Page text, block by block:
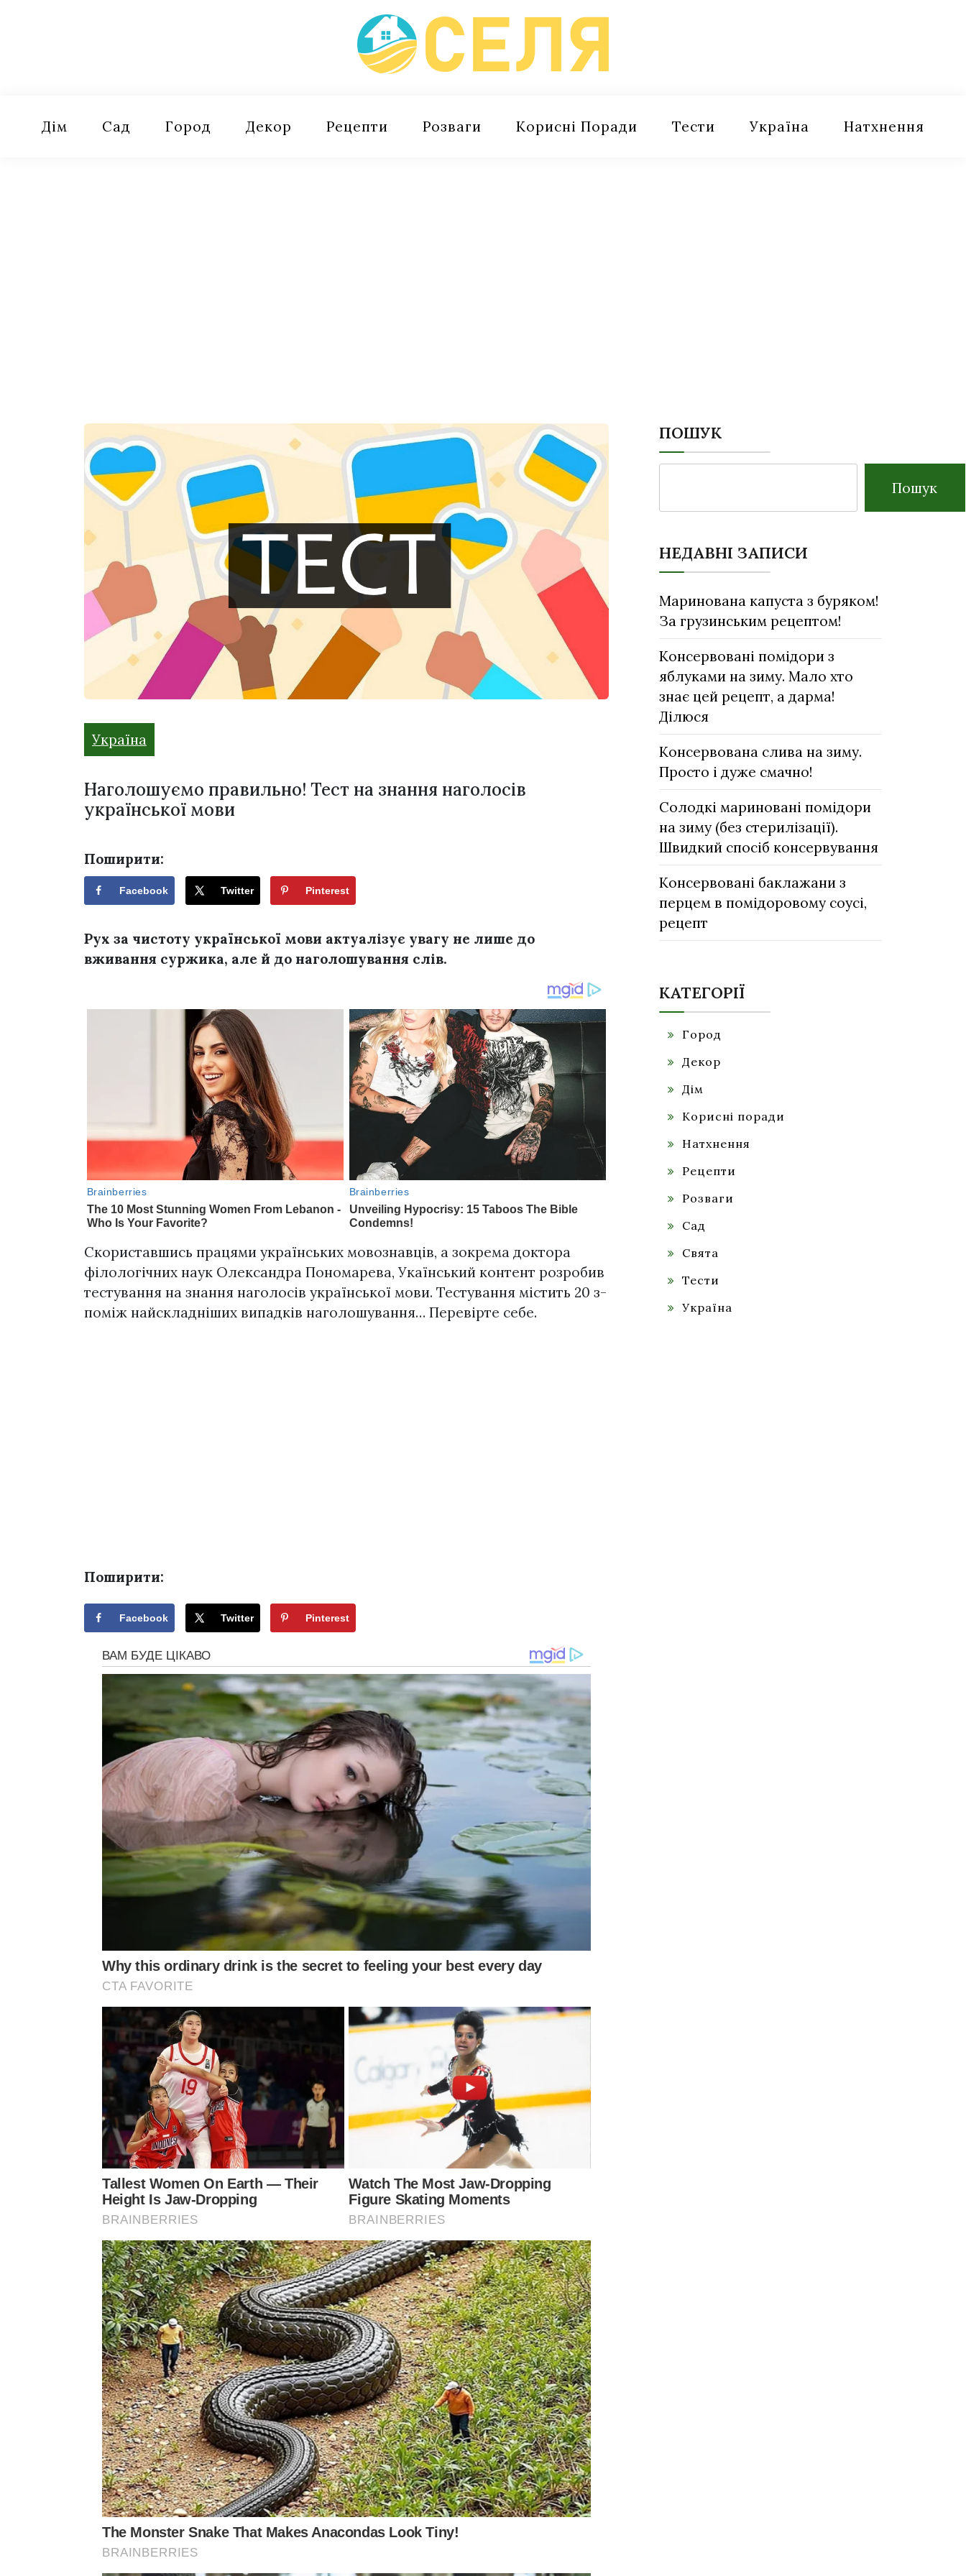
Дім Сад Город Декор Рецепти Розваги Корисні Поради Тести Україна Натхнення
Україна
Наголошуємо правильно! Тест на знання наголосів
української мови
Поширити:
Facebook Twitter Pinterest
Рух за чистоту української мови актуалізує увагу не лише до
вживання суржика, але й до наголошування слів.
Скориставшись працями українських мовознавців, а зокрема доктора
філологічних наук Олександра Пономарева, Укаїнський контент розробив
тестування на знання наголосів української мови. Тестування містить 20 з-
поміж найскладніших випадків наголошування… Перевірте себе.
Поширити:
Facebook Twitter Pinterest
ПОШУК
Пошук
НЕДАВНІ ЗАПИСИ
Маринована капуста з буряком!
За грузинським рецептом!
Консервовані помідори з
яблуками на зиму. Мало хто
знає цей рецепт, а дарма!
Ділюся
Консервована слива на зиму.
Просто і дуже смачно!
Солодкі мариновані помідори
на зиму (без стерилізації).
Швидкий спосіб консервування
Консервовані баклажани з
перцем в помідоровому соусі,
рецепт
КАТЕГОРІЇ
Город
Декор
Дім
Корисні поради
Натхнення
Рецепти
Розваги
Сад
Свята
Тести
Україна